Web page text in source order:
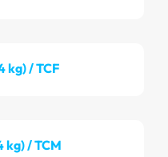
kg) / TCF
kg) / TCM